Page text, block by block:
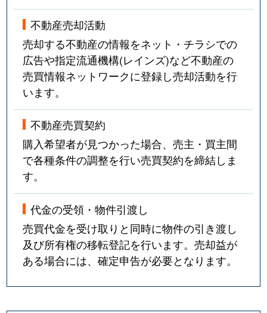
不動産売却活動
売却する不動産の情報をネット・チラシでの
広告や指定流通機構(レインズ)など不動産の
売買情報ネットワークに登録し売却活動を行
います。
不動産売買契約
購入希望者が見つかった場合、売主・買主間
で各種条件の調整を行い売買契約を締結しま
す。
代金の受領・物件引渡し
売買代金を受け取りと同時に物件の引き渡し
及び所有権の移転登記を行います。売却益が
ある場合には、確定申告が必要となります。